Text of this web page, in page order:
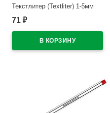
Текстлитер (Textliter) 1-5мм
скошенный желтый арт.4011Т
71 ₽